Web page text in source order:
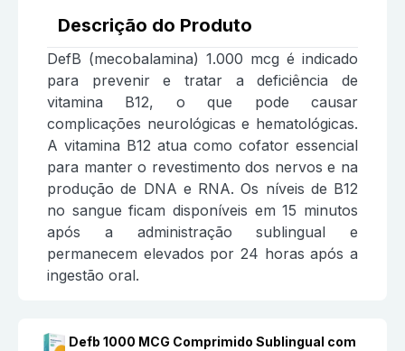
Descrição do Produto
DefB (mecobalamina) 1.000 mcg é indicado
para prevenir e tratar a deficiência de
vitamina B12, o que pode causar
complicações neurológicas e hematológicas.
A vitamina B12 atua como cofator essencial
para manter o revestimento dos nervos e na
produção de DNA e RNA. Os níveis de B12
no sangue ficam disponíveis em 15 minutos
após a administração sublingual e
permanecem elevados por 24 horas após a
ingestão oral.
Defb 1000 MCG Comprimido Sublingual com